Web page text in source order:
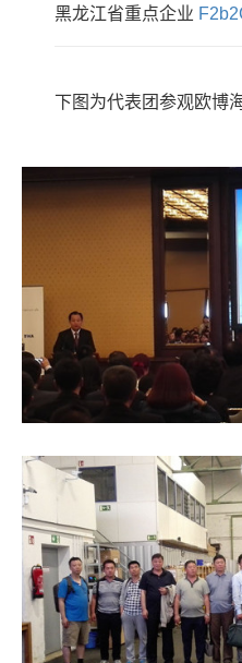
黑龙江省重点企业
下图为代表团参观欧博